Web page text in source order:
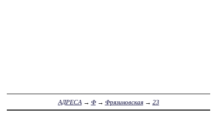
АДРЕСА → Ф→ Фрязиновская→ 23